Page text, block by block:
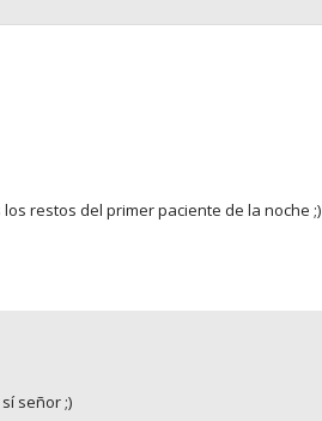
restos del primer paciente de la noche ;)
señor ;)